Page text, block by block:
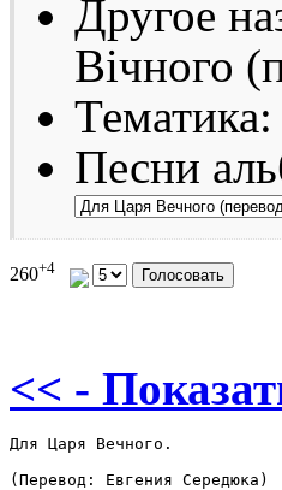
Другое
Вічного
Тематика:
Песни
260+4
<< -
Для Царя Вечного.
(Перевод: Евгения Середюка)